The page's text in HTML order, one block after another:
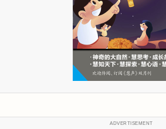
ADVERTISEMENT